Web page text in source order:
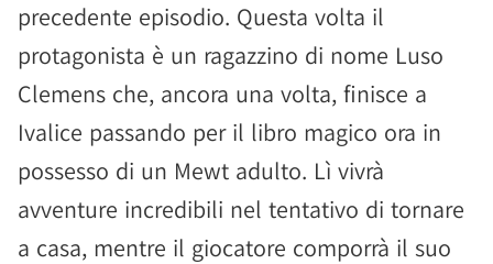
precedente episodio. Questa volta il
protagonista è un ragazzino di nome Luso
Clemens che, ancora una volta, finisce a
Ivalice passando per il libro magico ora in
possesso di un Mewt adulto. Lì vivrà
avventure incredibili nel tentativo di tornare
a casa, mentre il giocatore comporrà il suo